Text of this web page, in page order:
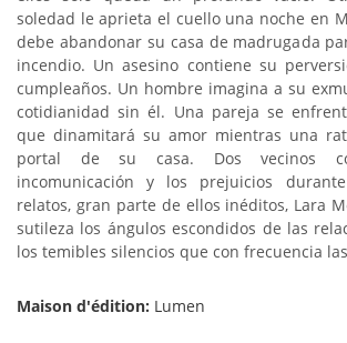
soledad le aprieta el cuello una noche en
debe abandonar su casa de madrugada
incendio. Un asesino contiene su
cumpleaños. Un hombre imagina a su
cotidianidad sin él. Una pareja se
que dinamitará su amor mientras una
portal de su casa. Dos vecinos
incomunicación y los prejuicios
relatos, gran parte de ellos inéditos, Lara
sutileza los ángulos escondidos de las
los temibles silencios que con frecuencia
Maison d'édition: Lumen